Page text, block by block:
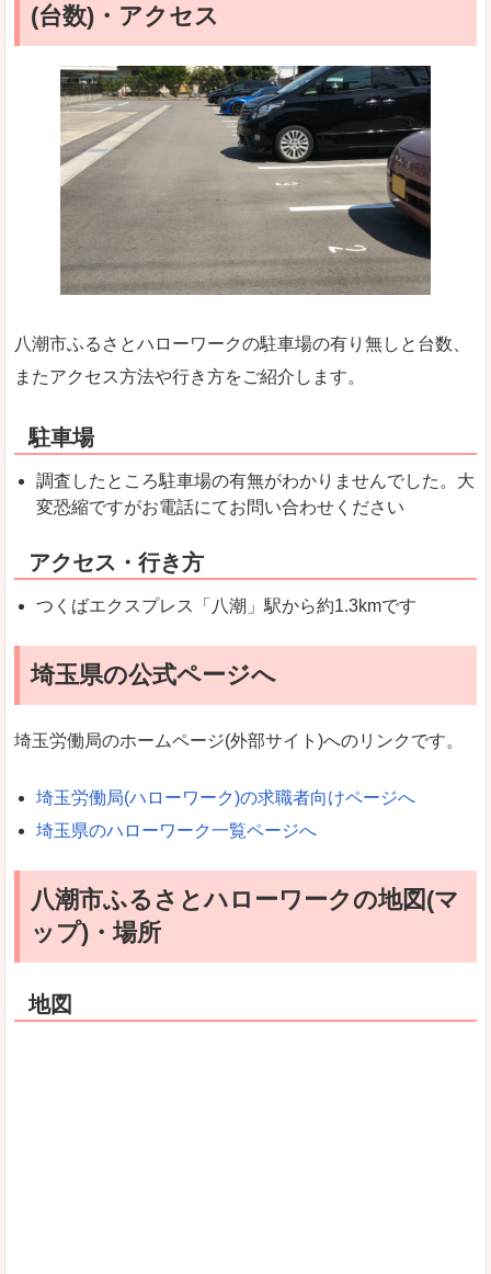
(台数)・アクセス
八潮市ふるさとハローワークの駐車場の有り無しと台数、
またアクセス方法や行き方をご紹介します。
駐車場
調査したところ駐車場の有無がわかりませんでした。大
変恐縮ですがお電話にてお問い合わせください
アクセス・行き方
つくばエクスプレス「八潮」駅から約1.3kmです
埼玉県の公式ページへ
埼玉労働局のホームページ(外部サイト)へのリンクです。
埼玉労働局(ハローワーク)の求職者向けページへ
埼玉県のハローワーク一覧ページへ
八潮市ふるさとハローワークの地図(マ
ップ)・場所
地図